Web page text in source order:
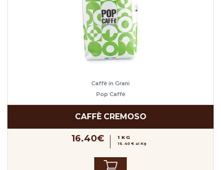
Caffè in Grani
Pop Caffè
CAFFÈ CREMOSO
16.40€ 1 KG
16.40 € al Kg